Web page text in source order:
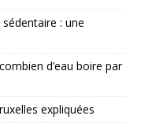
: une
d’eau boire par
expliquées